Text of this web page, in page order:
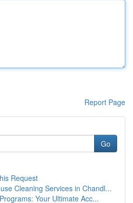
Report Page
Go
Request
Cleaning Services in Chandl...
Your Ultimate Acc...